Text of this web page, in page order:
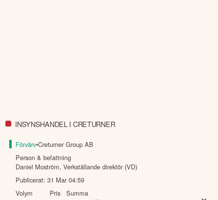
INSYNSHANDEL I CRETURNER
Förvärv•Creturner Group AB
Person & befattning
Daniel Moström,Verkställande direktör (VD)
Publicerat:31 Mar 04:59
Volym
Pris
Summa